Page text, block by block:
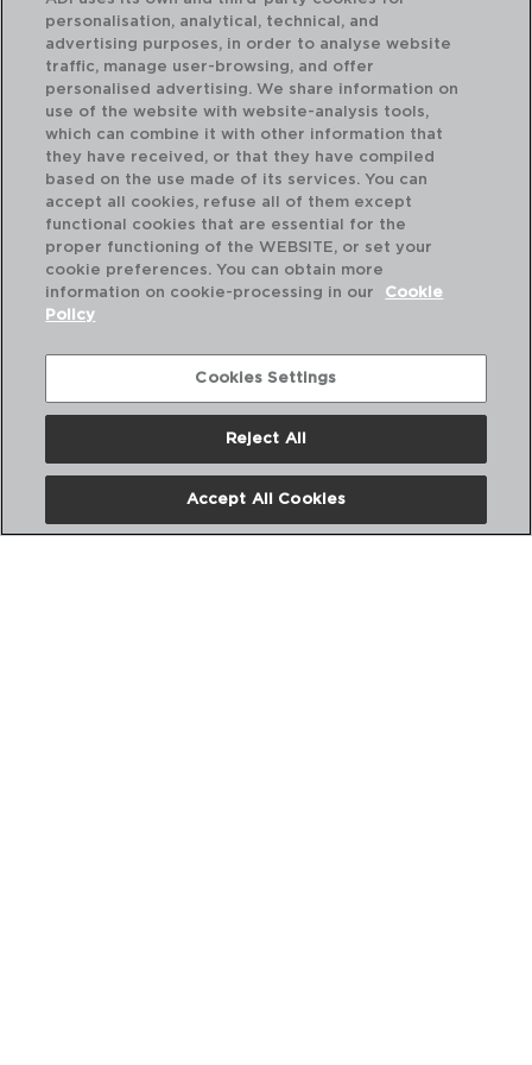
16,25 €
personalisation, analytical, technical, and
advertising purposes, in order to analyse website
traffic, manage user-browsing, and offer
personalised advertising. We share information on
use of the website with website-analysis tools,
which can combine it with other information that
they have received, or that they have compiled
based on the use made of its services. You can
accept all cookies, refuse all of them except
functional cookies that are essential for the
proper functioning of the WEBSITE, or set your
cookie preferences. You can obtain more
information on cookie-processing in our
Cookie
Policy
Cookies Settings
Reject All
Accept All Cookies